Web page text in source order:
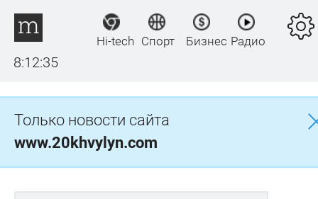
8:12:35
Hi-tech Спорт Бизнес Радио
Только новости сайта
www.20khvylyn.com